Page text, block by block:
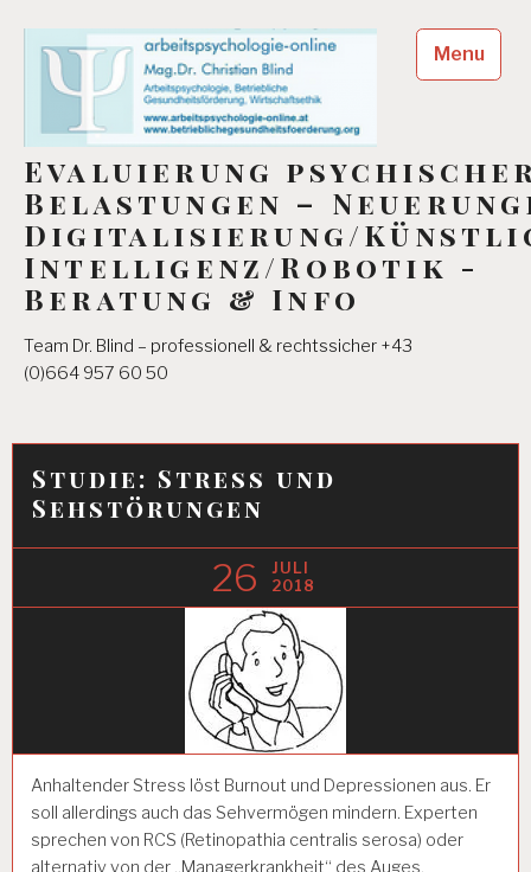
content
Evaluierung
Belastungen –
Digitalisierung/
Intelligenz/Robotik -
Beratung & Info
Team Dr. Blind – professionell & rechtssicher +43
(0)664 957 60 50
Menu
Studie: Stress und
Sehstörungen
26
JULI
2018
Anhaltender Stress löst Burnout und Depressionen aus. Er
soll allerdings auch das Sehvermögen mindern. Experten
sprechen von RCS (Retinopathia centralis serosa) oder
alternativ von der „Managerkrankheit“ des Auges.